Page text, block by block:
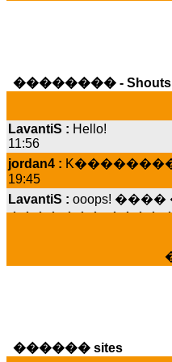
�������� - Shouts
11:56
jordan4 :
19:45
LavantiS :
���� ���; ����
veronica :E����
������ sites